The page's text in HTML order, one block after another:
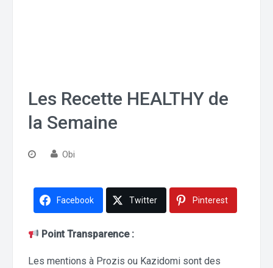
Les Recette HEALTHY de
la Semaine
Obi
Facebook Twitter Pinterest
Point Transparence :
Les mentions à Prozis ou Kazidomi sont des